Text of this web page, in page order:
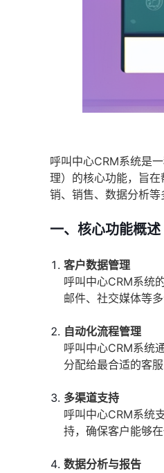
呼叫中心CRM系统是
理）的核心功能，旨
销、销售、数据分析等
一、核心功能概述
客户数据管理
呼叫中心CRM系统
邮件、社交媒体等
自动化流程管理
呼叫中心CRM系统
分配给最合适的客
多渠道支持
呼叫中心CRM系统
持，确保客户能够
数据分析与报告